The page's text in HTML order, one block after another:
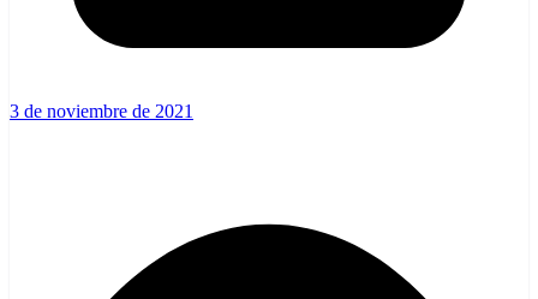
3 de noviembre de 2021